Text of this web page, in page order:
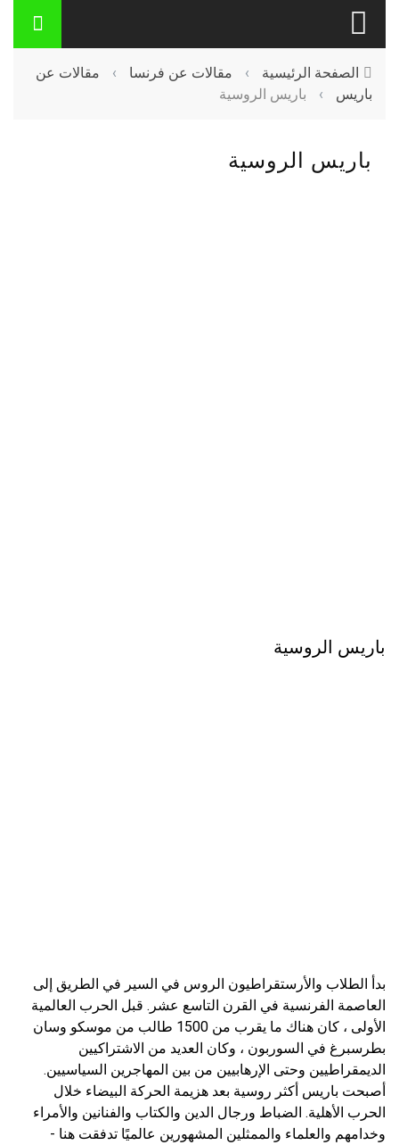
الصفحة الرئيسية › مقالات عن فرنسا ›
مقالات عن
باريس
› باريس الروسية
باريس الروسية
باريس الروسية
بدأ الطلاب والأرستقراطيون الروس في السير في الطريق إلى
العاصمة الفرنسية في القرن التاسع عشر. قبل الحرب العالمية
الأولى ، كان هناك ما يقرب من 1500 طالب من موسكو وسان
بطرسبرغ في السوربون ، وكان العديد من الاشتراكيين
الديمقراطيين وحتى الإرهابيين من بين المهاجرين السياسيين.
أصبحت باريس أكثر روسية بعد هزيمة الحركة البيضاء خلال
الحرب الأهلية. الضباط ورجال الدين والكتاب والفنانين والأمراء
وخدامهم والعلماء والممثلين المشهورين عالميًا تدفقت هنا -